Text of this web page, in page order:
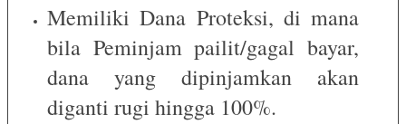
Memiliki Dana Proteksi, di mana
bila Peminjam pailit/gagal bayar,
dana yang dipinjamkan akan
diganti rugi hingga 100%.